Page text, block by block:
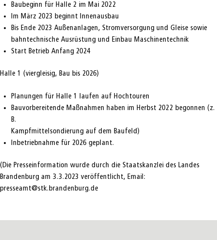
Baubeginn für Halle 2 im Mai 2022
Im März 2023 beginnt Innenausbau
Bis Ende 2023 Außenanlagen, Stromversorgung und Gleise sowie
bahntechnische Ausrüstung und Einbau Maschinentechnik
Start Betrieb Anfang 2024
Halle 1 (viergleisig, Bau bis 2026)
Planungen für Halle 1 laufen auf Hochtouren
Bauvorbereitende Maßnahmen haben im Herbst 2022 begonnen (z.
B.
Kampfmittelsondierung auf dem Baufeld)
Inbetriebnahme für 2026 geplant.
(Die Presseinformation wurde durch die Staatskanzlei des Landes
Brandenburg am 3.3.2023 veröffentlicht, Email:
presseamt@stk.brandenburg.de